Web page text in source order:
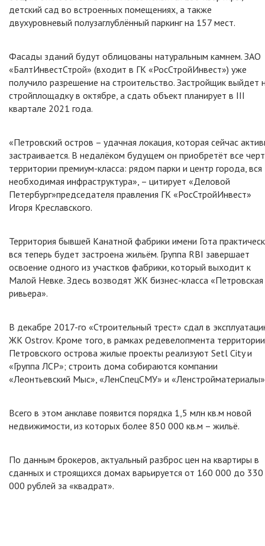
детский сад во встроенных помещениях, а также
двухуровневый полузаглублённый паркинг на 157 мест.
Фасады зданий будут облицованы натуральным камнем. ЗАО
«БалтИнвестСтрой» (входит в ГК «РосСтройИнвест») уже
получило разрешение на строительство. Застройщик выйдет
стройплощадку в октябре, а сдать объект планирует в III
квартале 2021 года.
«Петровский остров – удачная локация, которая сейчас
застраивается. В недалёком будущем он приобретёт все
территории премиум-класса: рядом парки и центр города, вся
необходимая инфраструктура», – цитирует «Деловой
Петербург»председателя правления ГК «РосСтройИнвест»
Игоря Креславского.
Территория бывшей Канатной фабрики имени Гота
вся теперь будет застроена жильём. Группа RBI завершает
освоение одного из участков фабрики, который выходит к
Малой Невке. Здесь возводят ЖК бизнес-класса «Петровская
ривьера».
В декабре 2017-го «Строительный трест» сдал в
ЖК Ostrov. Кроме того, в рамках редевелопмента территории
Петровского острова жилые проекты реализуют Setl City и
«Группа ЛСР»; строить дома собираются компании
«Леонтьевский Мыс», «ЛенСпецСМУ» и
Всего в этом анклаве появится порядка 1,5 млн кв.м новой
недвижимости, из которых более 850 000 кв.м – жильё.
По данным брокеров, актуальный разброс цен на квартиры в
сданных и строящихся домах варьируется от 160 000 до 330
000 рублей за «квадрат».